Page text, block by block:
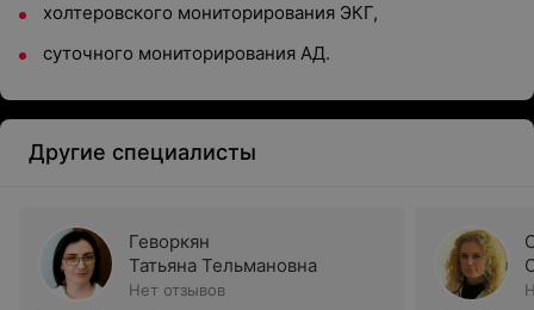
холтеровского мониторирования ЭКГ,
суточного мониторирования АД.
Другие специалисты
Геворкян
Татьяна Тельмановна
Нет отзывов